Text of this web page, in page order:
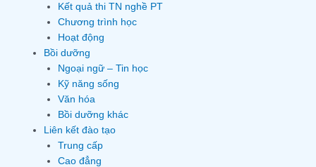
Kết quả thi TN nghề PT
Chương trình học
Hoạt động
Bồi dưỡng
Ngoại ngữ – Tin học
Kỹ năng sống
Văn hóa
Bồi dưỡng khác
Liên kết đào tạo
Trung cấp
Cao đẳng